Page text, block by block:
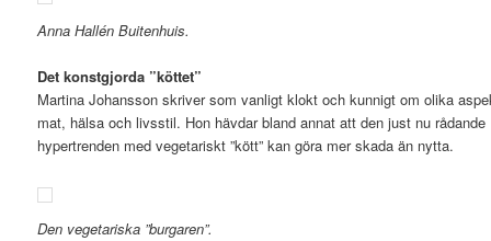
Anna Hallén Buitenhuis.
Det konstgjorda ”köttet”
Martina Johansson skriver som vanligt klokt och kunnigt om olika
mat, hälsa och livsstil. Hon hävdar bland annat att den just nu rådande
hypertrenden med vegetariskt ”kött” kan göra mer skada än nytta.
Den vegetariska ”burgaren”.